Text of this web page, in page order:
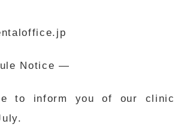
Notice —
to inform you of our clinic